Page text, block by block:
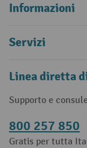
Informazioni
Servizi
Linea diretta
Supporto e
800 257 850
Gratis per tutta